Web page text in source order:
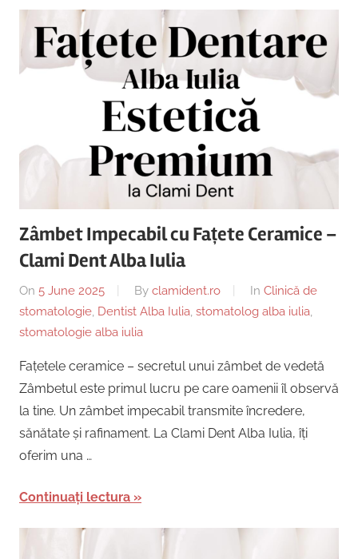
Zâmbet Impecabil cu Fațete Ceramice –
Clami Dent Alba Iulia
On 5 June 2025 By clamident.ro In Clinică de
stomatologie, Dentist Alba Iulia, stomatolog alba iulia,
stomatologie alba iulia
Fațetele ceramice – secretul unui zâmbet de vedetă
Zâmbetul este primul lucru pe care oamenii îl observă
la tine. Un zâmbet impecabil transmite încredere,
sănătate și rafinament. La Clami Dent Alba Iulia, îți
oferim una …
Continuați lectura